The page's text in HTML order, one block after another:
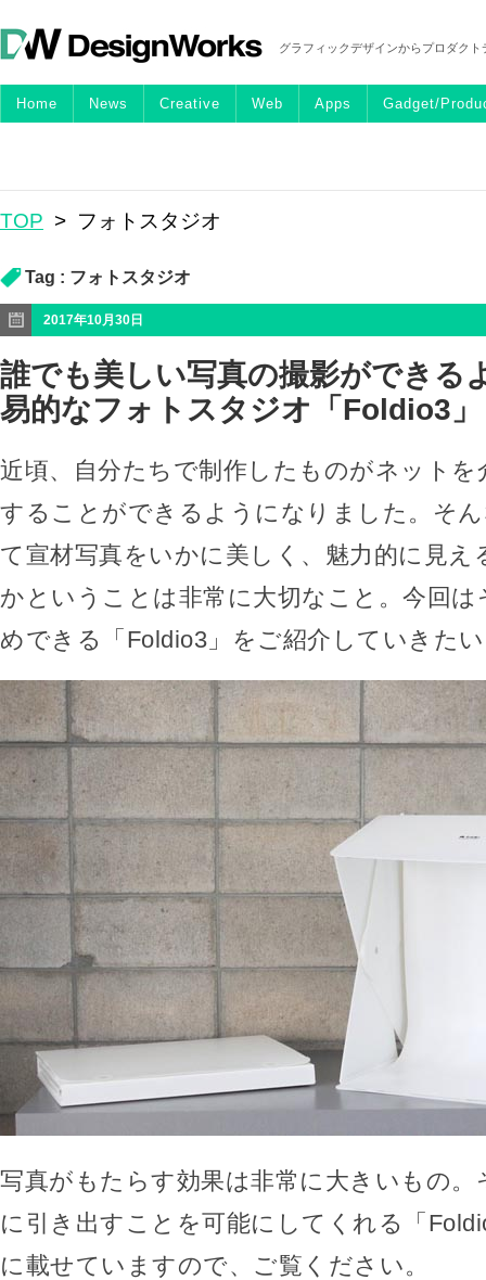
グラフィックデザインからプロダク
Home News Creative Web Apps Gadget/
TOP > フォトスタジオ
Tag : フォトスタジオ
2017年10月30日
誰でも美しい写真の撮影ができる
易的なフォトスタジオ「Foldio3」
近頃、自分たちで制作したものがネットを
することができるようになりました。そ
て宣材写真をいかに美しく、魅力的に見え
かということは非常に大切なこと。今回
めできる「Foldio3」をご紹介していきた
写真がもたらす効果は非常に大きいもの。
に引き出すことを可能にしてくれる「
に載せていますので、ご覧ください。